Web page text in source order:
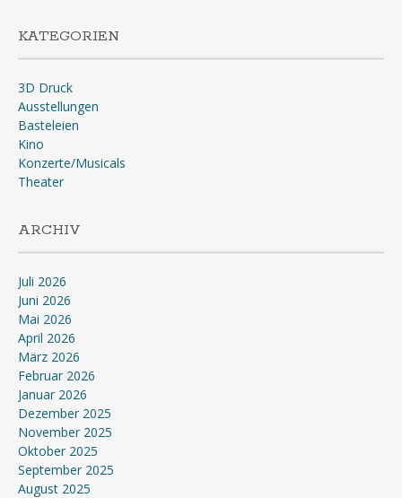
KATEGORIEN
3D Druck
Ausstellungen
Basteleien
Kino
Konzerte/Musicals
Theater
ARCHIV
Juli 2026
Juni 2026
Mai 2026
April 2026
März 2026
Februar 2026
Januar 2026
Dezember 2025
November 2025
Oktober 2025
September 2025
August 2025